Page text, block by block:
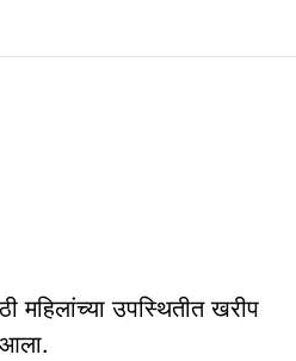
महिलांच्या उपस्थितीत खरीप